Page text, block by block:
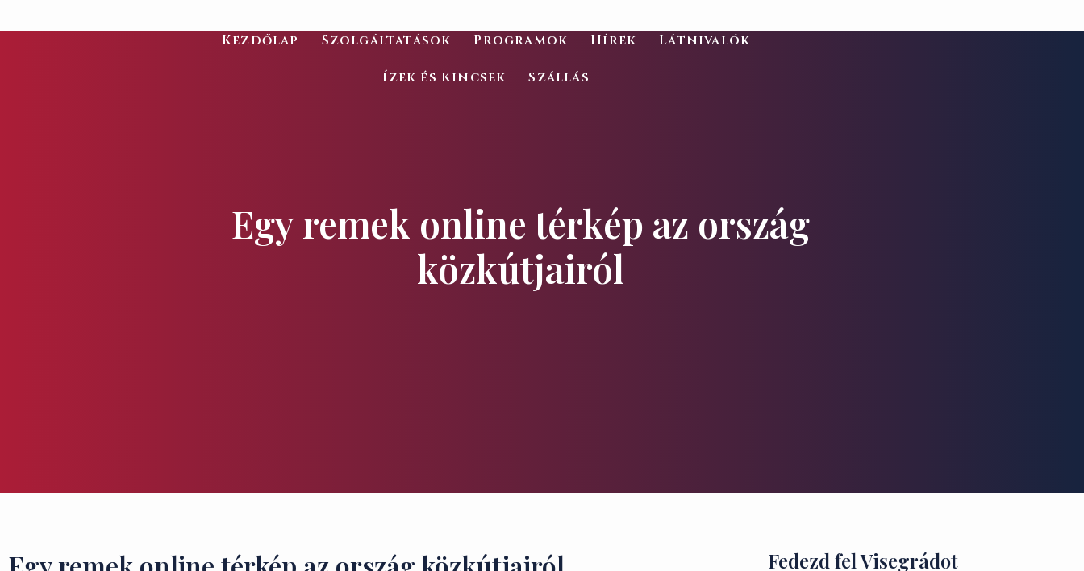
Kezdőlap Szolgáltatások Programok Hírek Látnivalók
Ízek és Kincsek Szállás
Egy remek online térkép az ország
közkútjairól
Fedezd fel Visegrádot